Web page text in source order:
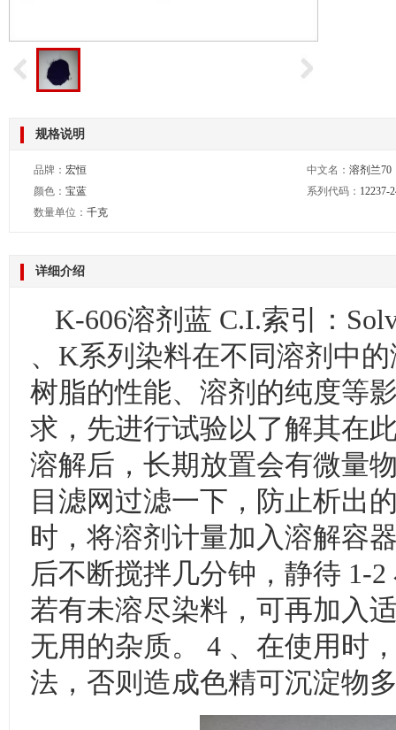
规格说明
品牌： 宏恒 中文名： 溶剂兰70
颜色： 宝蓝 系列代码： 12237-
数量单位： 千克
详细介绍
K-606溶剂蓝 C.I.索引：
、K系列染料在不同溶剂中
树脂的性能、溶剂的纯度等
求，先进行试验以了解其在
溶解后，长期放置会有微量
目滤网过滤一下，防止析出
时，将溶剂计量加入溶解容
后不断搅拌几分钟，静待 1-
若有未溶尽染料，可再加入
无用的杂质。 4 、在使用时
法，否则造成色精可沉淀物